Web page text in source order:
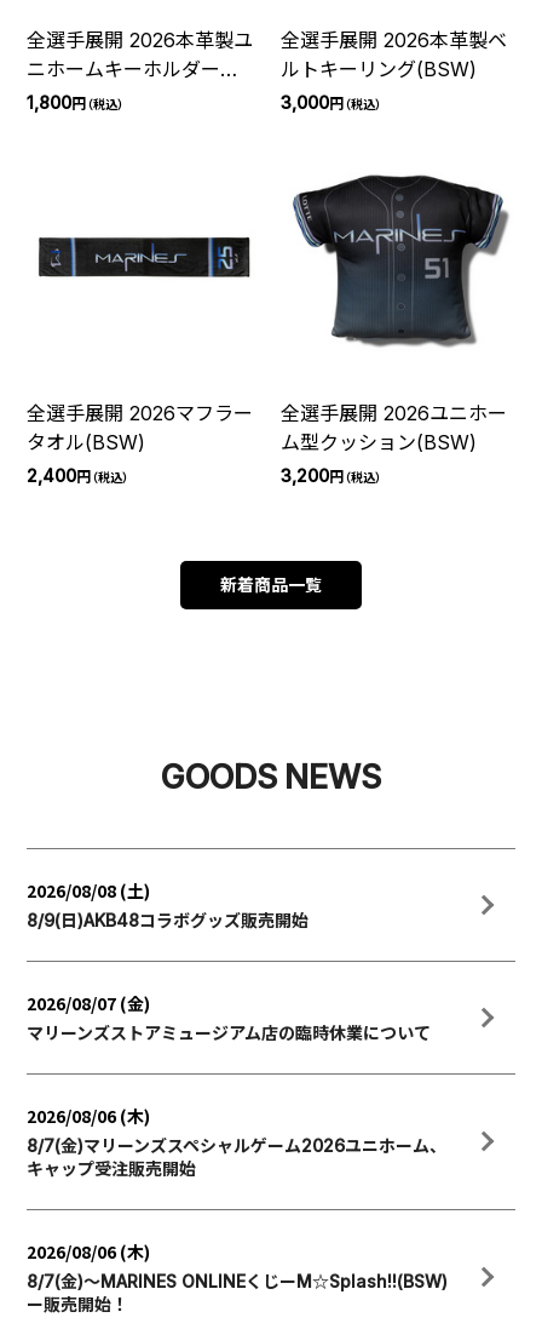
全選手展開 2026本革製ユ
ニホームキーホルダー
(BSW)
1,800円（税込）
全選手展開 2026本革製ベ
ルトキーリング(BSW)
3,000円（税込）
全選手展開 2026マフラー
タオル(BSW)
2,400円（税込）
全選手展開 2026ユニホー
ム型クッション(BSW)
3,200円（税込）
新着商品一覧
GOODS NEWS
2026/08/08 (土)
8/9(日)AKB48コラボグッズ販売開始
2026/08/07 (金)
マリーンズストアミュージアム店の臨時休業について
2026/08/06 (木)
8/7(金)マリーンズスペシャルゲーム2026ユニホーム、
キャップ受注販売開始
2026/08/06 (木)
8/7(金)～MARINES ONLINEくじーM☆Splash!!(BSW)
ー販売開始！